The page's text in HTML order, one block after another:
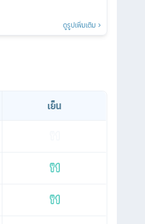
ดูรูปเพิ่มเติม
เย็น